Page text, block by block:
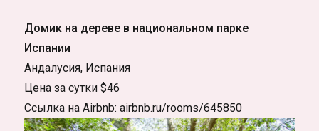
Домик на дереве в национальном парке
Испании
Андалусия, Испания
Цена за сутки $46
Ссылка на Airbnb: airbnb.ru/rooms/645850